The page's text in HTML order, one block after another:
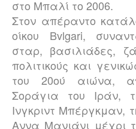
στο Μπαλί το 2006.
Στον απέραντο
οίκου Bvlgari,
σταρ, βασιλιάδες,
πολιτικούς και
του 20ού αιώνα,
Σοράγια του Ιράν,
Ινγκριντ Μπέργκμαν,
Αννα Μανιάνι μέχρι